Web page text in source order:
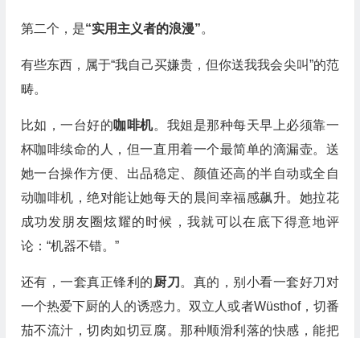
第二个，是“实用主义者的浪漫”。
有些东西，属于“我自己买嫌贵，但你送我我会尖叫”的范
畴。
比如，一台好的咖啡机。我姐是那种每天早上必须靠一
杯咖啡续命的人，但一直用着一个最简单的滴漏壶。送
她一台操作方便、出品稳定、颜值还高的半自动或全自
动咖啡机，绝对能让她每天的晨间幸福感飙升。她拉花
成功发朋友圈炫耀的时候，我就可以在底下得意地评
论：“机器不错。”
还有，一套真正锋利的 厨刀 。真的，别小看一套好刀对
一个热爱下厨的人的诱惑力。双立人或者Wüsthof，切番
茄不流汁，切肉如切豆腐。那种顺滑利落的快感，能把